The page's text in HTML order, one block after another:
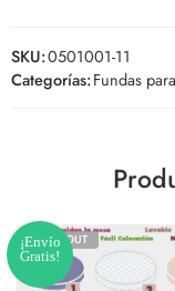
SKU:0501001-11
Categorías:Fundas
¡Envío
Gratis!
SOLD OUT